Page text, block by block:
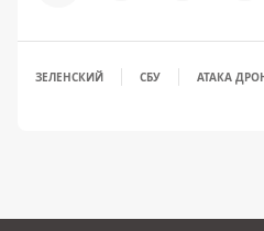
ЗЕЛЕНСКИЙ СБУ АТАКА